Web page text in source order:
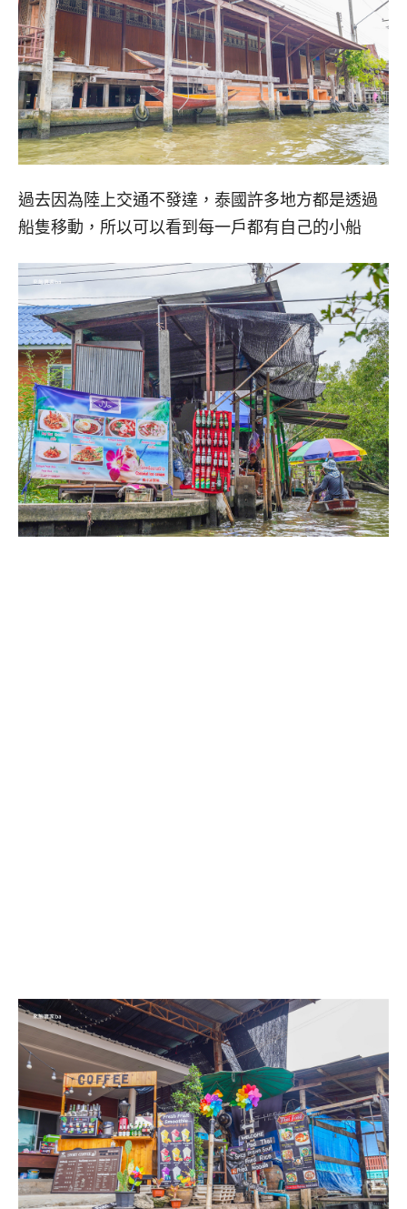
過去因為陸上交通不發達，泰國許多地方都是透過
船隻移動，所以可以看到每一戶都有自己的小船